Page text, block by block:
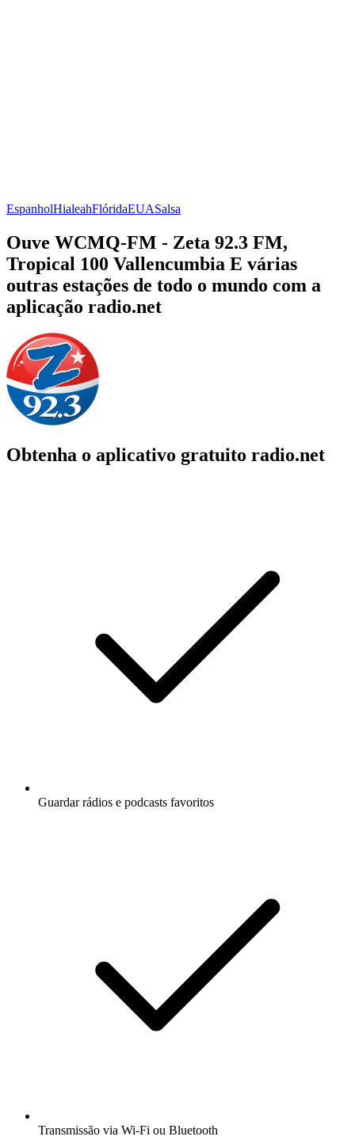
EspanholHialeahFlóridaEUASalsa
Ouve WCMQ-FM - Zeta 92.3 FM,
Tropical 100 Vallencumbia E várias
outras estações de todo o mundo com a
aplicação radio.net
Obtenha o aplicativo gratuito radio.net
Guardar rádios e podcasts favoritos
Transmissão via Wi-Fi ou Bluetooth